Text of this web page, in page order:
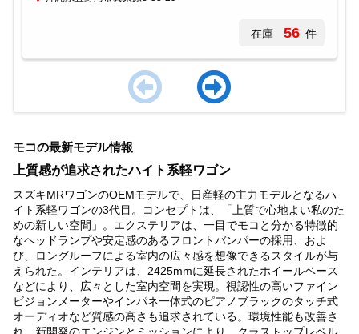
在庫 56 件
of
モコの最新モデル情報
上質感が追求されたハイト系軽ワゴン
スズキMRワゴンのOEMモデルで、日産軽の主力モデルとなるハ
イト系軽ワゴンの3代目。コンセプトは、「上質で心地よい私のた
めの新しい空間」。エクステリアは、一目でモコと分かる特徴的
なヘッドランプや安定感のあるフロントバンパーの採用、およ
び、ロングルーフによる室内の広々感を想像できるスタイルが与
えられた。インテリアは、2425mmに延長されたホイールベース
などにより、広々とした室内空間を実現。視認性の高いファイン
ビジョンメーターやインパネ一体式のピアノブラックのタッチ式
オーディオなど質感の高さも追求されている。環境性能も改善さ
れ、新開発のエンジンとミッションにより、クラストップレベル